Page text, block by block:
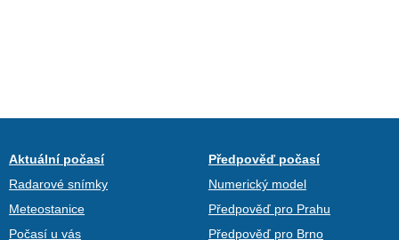
Aktuální počasí
Radarové snímky
Meteostanice
Počasí u vás
Předpověď počasí
Numerický model
Předpověď pro Prahu
Předpověď pro Brno